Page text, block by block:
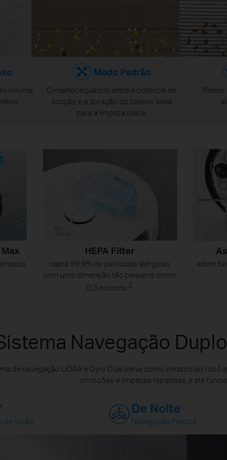
volume
Modo Padrão
O melhor equilíbrio entre a potência de
sucção e a duração da bateria, ideal
para a limpeza diária.
HEPA Filter
capta 99,9% de partículas alérgicas
com uma dimensão tão pequena como
0,3 microns. 3
adere
Navegação
de navegação LiDAR e Gyro Dual serve como cérebro do robô
omissões e limpezas repetidas, e até
de Visão
De Noite
Navegação Precisa